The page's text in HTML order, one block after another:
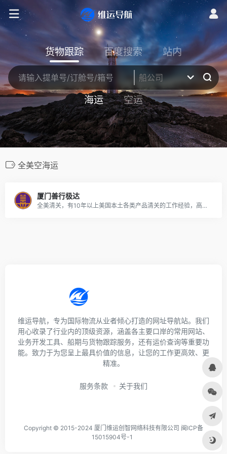
货物跟踪 百度搜索 站内
海运 空运
全美空海运
厦门善行极达
全美清关，有10年以上美国本土各类产品清关的工作经验，高效稳定。空运LAX/ORD/JFK/SFO自有海关监管仓库，遇查验作为缓冲地带降低航司仓储成本。
维运导航，专为国际物流从业者倾心打造的网址导航站。我们
用心收录了行业内的顶级资源，涵盖各主要口岸的常用网站、
业务开发工具、船期与货物跟踪服务，还有运价查询等重要功
能。致力于为您呈上最具价值的信息，让您的工作更高效、更
精准。
服务条款 关于我们
Copyright © 2015-2024 厦门维运创智网络科技有限公司 闽ICP备
15015904号-1